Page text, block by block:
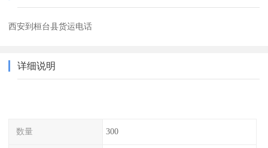
西安到桓台县货运电话
详细说明
数量 300